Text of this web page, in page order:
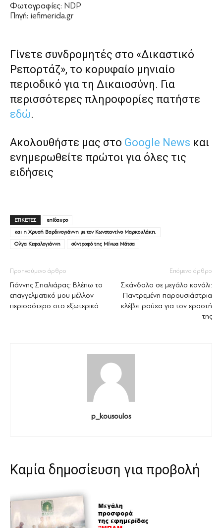
Φωτογραφίες: NDP
Πηγή: iefimerida.gr
Γίνετε συνδρομητές στο «Δικαστικό
Ρεπορτάζ», το κορυφαίο μηνιαίο
περιοδικό για τη Δικαιοσύνη. Για
περισσότερες πληροφορίες πατήστε
εδώ.
Ακολουθήστε μας στο Google News και
ενημερωθείτε πρώτοι για όλες τις
ειδήσεις
ΕΤΙΚΕΤΕΣ
επίδαυρο
και η Χρυσή Βαρδινογιάννη με τον Κωνσταντίνο Μαρκουλάκη.
Ολγα Κεφαλογιάννη
σύντροφό της Μίνωα Μάτσα
Προηγούμενο άρθρο
Γιάννης Σπαλιάρας: Βλέπω το
επαγγελματικό μου μέλλον
περισσότερο στο εξωτερικό
Επόμενο άρθρο
Σκάνδαλο σε μεγάλο κανάλι:
Παντρεμένη παρουσιάστρια
κλέβει ρούχα για τον εραστή
της
p_kousoulos
Καμία δημοσίευση για προβολή